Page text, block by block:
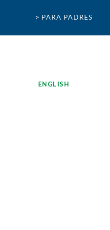
> PARA PADRES
ENGLISH